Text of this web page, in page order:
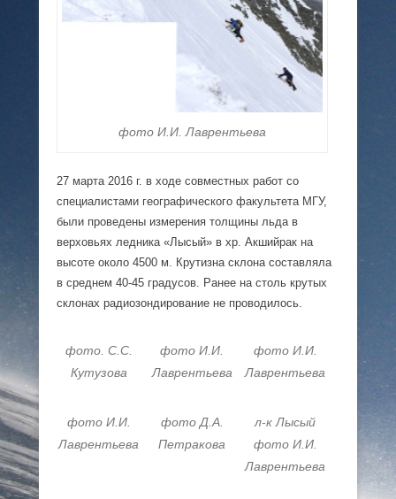
фото И.И. Лаврентьева
27 марта 2016 г. в ходе совместных работ со
специалистами географического факультета МГУ,
были проведены измерения толщины льда в
верховьях ледника «Лысый» в хр. Акшийрак на
высоте около 4500 м. Крутизна склона составляла
в среднем 40-45 градусов. Ранее на столь крутых
склонах радиозондирование не проводилось.
фото. С.С.
Кутузова
фото И.И.
Лаврентьева
фото И.И.
Лаврентьева
фото И.И.
Лаврентьева
фото Д.А.
Петракова
л-к Лысый
фото И.И.
Лаврентьева